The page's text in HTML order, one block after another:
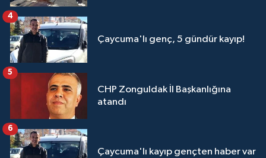
Çaycuma'lı genç, 5 gündür kayıp!
4
CHP Zonguldak İl Başkanlığına
atandı
5
Çaycuma'lı kayıp gençten haber var
6